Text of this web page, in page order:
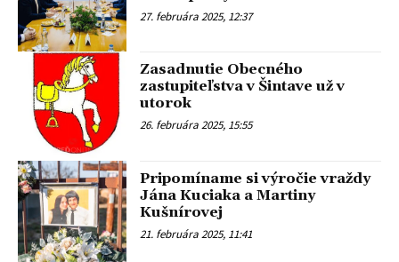
27. februára 2025, 12:37
Zasadnutie Obecného
zastupiteľstva v Šintave už v
utorok
26. februára 2025, 15:55
Pripomíname si výročie vraždy
Jána Kuciaka a Martiny
Kušnírovej
21. februára 2025, 11:41